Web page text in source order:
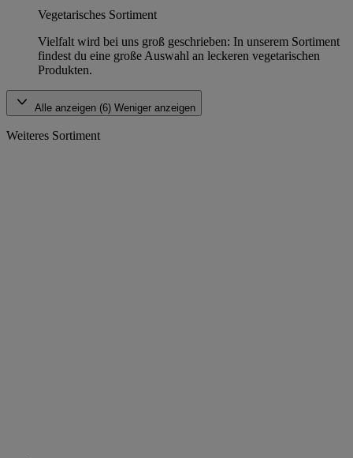
Vegetarisches Sortiment
Vielfalt wird bei uns groß geschrieben: In unserem Sortiment
findest du eine große Auswahl an leckeren vegetarischen
Produkten.
Alle anzeigen (6) Weniger anzeigen
Weiteres Sortiment